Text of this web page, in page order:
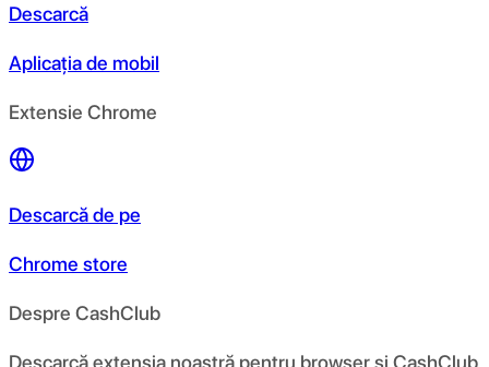
Descarcă
Aplicația de mobil
Extensie Chrome
Descarcă de pe
Chrome store
Despre CashClub
Descarcă extensia noastră pentru browser și CashClub